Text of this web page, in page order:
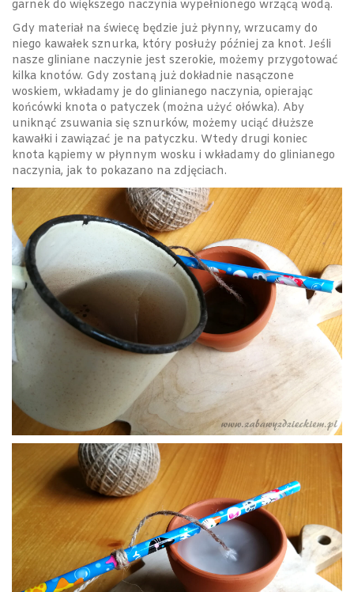
garnek do większego naczynia wypełnionego wrzącą wodą.
Gdy materiał na świecę będzie już płynny, wrzucamy do
niego kawałek sznurka, który posłuży później za knot. Jeśli
nasze gliniane naczynie jest szerokie, możemy przygotować
kilka knotów. Gdy zostaną już dokładnie nasączone
woskiem, wkładamy je do glinianego naczynia, opierając
końcówki knota o patyczek (można użyć ołówka). Aby
uniknąć zsuwania się sznurków, możemy uciąć dłuższe
kawałki i zawiązać je na patyczku. Wtedy drugi koniec
knota kąpiemy w płynnym wosku i wkładamy do glinianego
naczynia, jak to pokazano na zdjęciach.